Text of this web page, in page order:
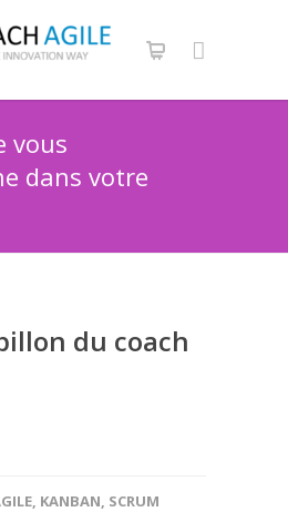
vous
dans votre
du coach
, KANBAN, SCRUM